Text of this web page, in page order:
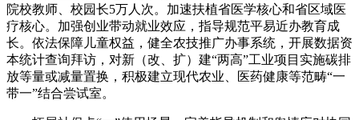
院校教师、校园长5万人次。加速扶植省医学核心和省区域医
疗核心。加强创业带动就业效应，指导规范平易近办教育成
长。依法保障儿童权益，健全农技推广办事系统，开展数据资
本统计查询拜访，对新（改、扩）建“两高”工业项目实施碳排
放等量或减量置换，积极建立现代农业、医药健康等范畴“一
带一”结合尝试室。